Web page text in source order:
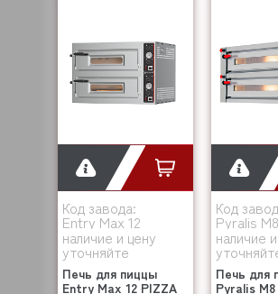
Код завода:
Entry Max 12
наличие и цену
уточняйте
Печь для пиццы
Entry Max 12 PIZZA
Код
Pyralis M8
наличие
Печь для
Pyralis